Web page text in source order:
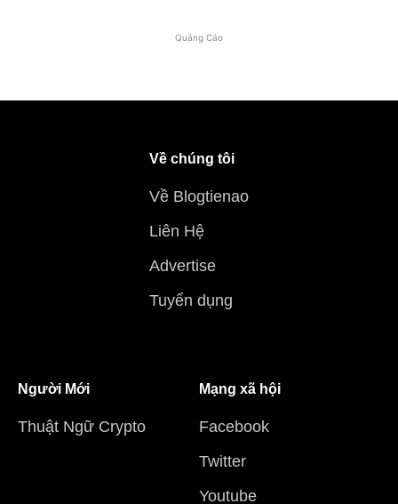
Quảng Cáo
Về chúng tôi
Về Blogtienao
Liên Hệ
Advertise
Tuyển dụng
Người Mới
Thuật Ngữ Crypto
Mạng xã hội
Facebook
Twitter
Youtube